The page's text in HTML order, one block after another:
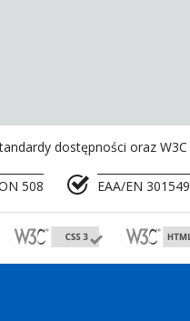
dostępności oraz W3C
508 EAA/EN 301549